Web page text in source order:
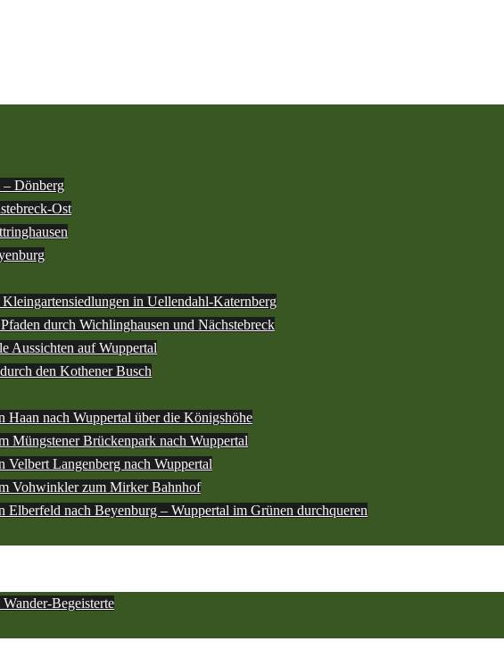
Dönberg
Ost
in Uellendahl-Katernberg
durch Wichlinghausen und Nächstebreck
Aussichten auf Wuppertal
den Kothener Busch
Haan nach Wuppertal über die Königshöhe
Müngstener Brückenpark nach Wuppertal
Velbert Langenberg nach Wuppertal
Vohwinkler zum Mirker Bahnhof
Elberfeld nach Beyenburg – Wuppertal im Grünen durchqueren
Begeisterte